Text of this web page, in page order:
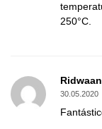
250°C.
30.05.2020